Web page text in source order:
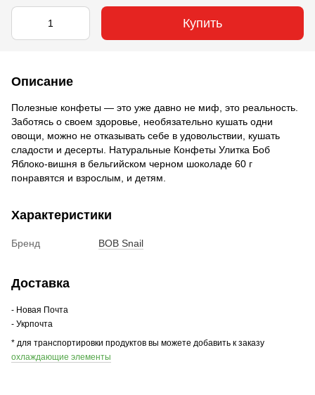
Купить
Описание
Полезные конфеты — это уже давно не миф, это реальность.
Заботясь о своем здоровье, необязательно кушать одни
овощи, можно не отказывать себе в удовольствии, кушать
сладости и десерты. Натуральные Конфеты Улитка Боб
Яблоко-вишня в бельгийском черном шоколаде 60 г
понравятся и взрослым, и детям.
Характеристики
Бренд BOB Snail
Доставка
- Новая Почта
- Укрпочта
* для транспортировки продуктов вы можете добавить к заказу
охлаждающие элементы